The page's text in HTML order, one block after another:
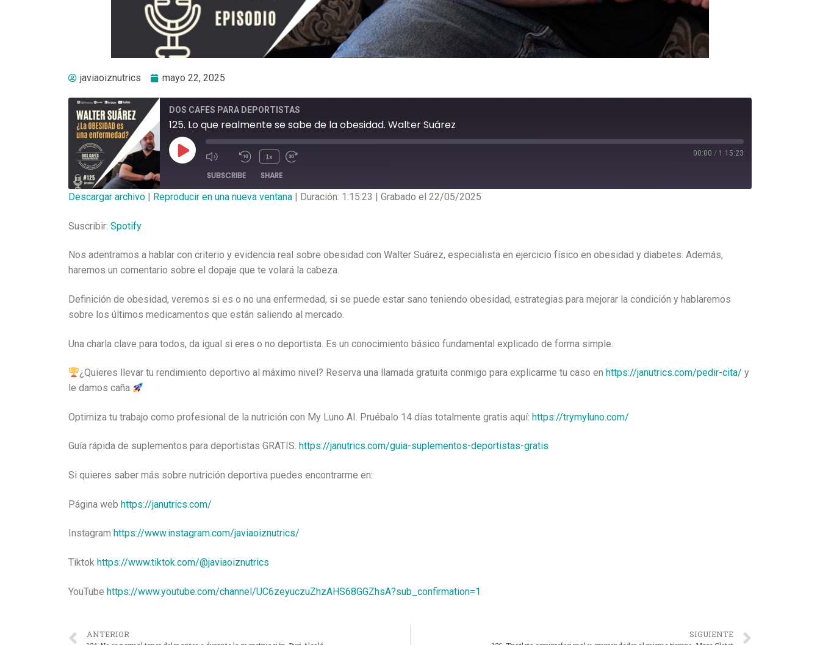
javiaoiznutrics mayo 22, 2025
DOS CAFÉS PARA DEPORTISTAS
125. Lo que realmente se sabe de la obesidad. Walter Suárez
1x 00:00 / 1:15:23
SUBSCRIBE SHARE
EMBED
Descargar archivo | Reproducir en una nueva ventana | Duración: 1:15:23 | Grabado el 22/05/2025
Suscribir: Spotify
Nos adentramos a hablar con criterio y evidencia real sobre obesidad con Walter Suárez, especialista en ejercicio físico en obesidad y diabetes. Además,
haremos un comentario sobre el dopaje que te volará la cabeza.
Definición de obesidad, veremos si es o no una enfermedad, si se puede estar sano teniendo obesidad, estrategias para mejorar la condición y hablaremos
sobre los últimos medicamentos que están saliendo al mercado.
Una charla clave para todos, da igual si eres o no deportista. Es un conocimiento básico fundamental explicado de forma simple.
¿Quieres llevar tu rendimiento deportivo al máximo nivel? Reserva una llamada gratuita conmigo para explicarme tu caso en https://janutrics.com/pedir-cita/ y
le damos caña
Optimiza tu trabajo como profesional de la nutrición con My Luno AI. Pruébalo 14 días totalmente gratis aquí: https://trymyluno.com/
Guía rápida de suplementos para deportistas GRATIS. https://janutrics.com/guia-suplementos-deportistas-gratis
Si quieres saber más sobre nutrición deportiva puedes encontrarme en:
Página web https://janutrics.com/
Instagram https://www.instagram.com/javiaoiznutrics/
Tiktok https://www.tiktok.com/@javiaoiznutrics
YouTube https://www.youtube.com/channel/UC6zeyuczuZhzAHS68GGZhsA?sub_confirmation=1
ANTERIOR SIGUIENTE